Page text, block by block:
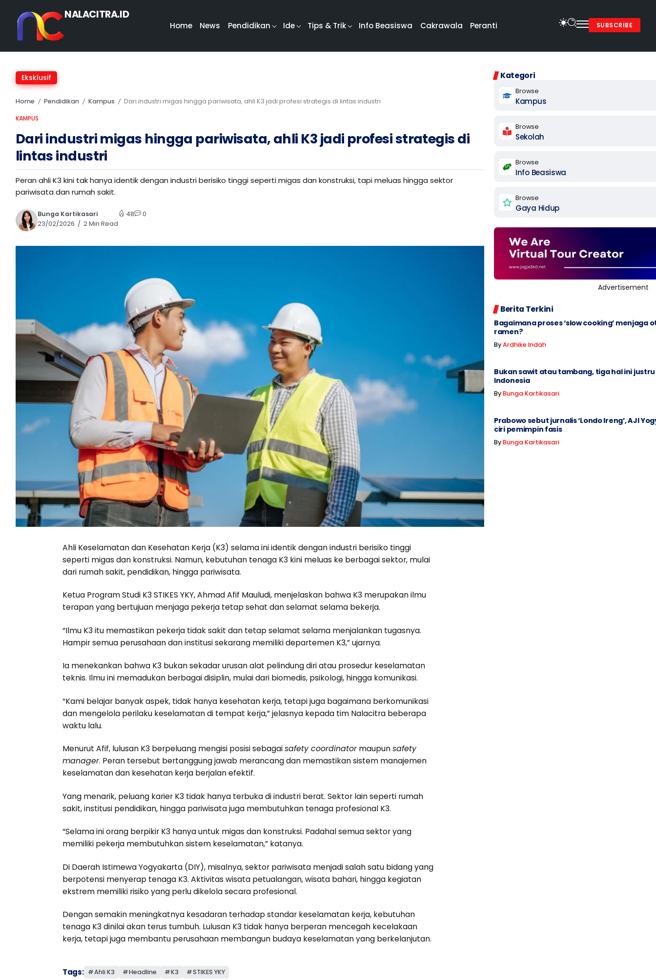
NALACITRA.ID
Home News Pendidikan Ide Tips & Trik Info Beasiswa Cakrawala Peranti
Ikuti
Ikuti
Langganan
Chat
SUBSCRIBE
Eksklusif
Home / Pendidikan / Kampus / Dari industri migas hingga pariwisata, ahli K3 jadi profesi strategis di lintas industri
KAMPUS
Dari industri migas hingga pariwisata, ahli K3 jadi profesi strategis di
lintas industri
Peran ahli K3 kini tak hanya identik dengan industri berisiko tinggi seperti migas dan konstruksi, tapi meluas hingga sektor
pariwisata dan rumah sakit.
Bunga Kartikasari
23/02/2026
2 Min Read
48 0
Ahli Keselamatan dan Kesehatan Kerja (K3) selama ini identik dengan industri berisiko tinggi
seperti migas dan konstruksi. Namun, kebutuhan tenaga K3 kini meluas ke berbagai sektor, mulai
dari rumah sakit, pendidikan, hingga pariwisata.
Ketua Program Studi K3 STIKES YKY, Ahmad Afif Mauludi, menjelaskan bahwa K3 merupakan ilmu
terapan yang bertujuan menjaga pekerja tetap sehat dan selamat selama bekerja.
“Ilmu K3 itu memastikan pekerja tidak sakit dan tetap selamat selama menjalankan tugasnya.
Hampir semua perusahaan dan institusi sekarang memiliki departemen K3,” ujarnya.
Ia menekankan bahwa K3 bukan sekadar urusan alat pelindung diri atau prosedur keselamatan
teknis. Ilmu ini memadukan berbagai disiplin, mulai dari biomedis, psikologi, hingga komunikasi.
“Kami belajar banyak aspek, tidak hanya kesehatan kerja, tetapi juga bagaimana berkomunikasi
dan mengelola perilaku keselamatan di tempat kerja,” jelasnya kepada tim Nalacitra beberapa
waktu lalu.
Menurut Afif, lulusan K3 berpeluang mengisi posisi sebagaisafety coordinator maupunsafety
manager. Peran tersebut bertanggung jawab merancang dan memastikan sistem manajemen
keselamatan dan kesehatan kerja berjalan efektif.
Yang menarik, peluang karier K3 tidak hanya terbuka di industri berat. Sektor lain seperti rumah
sakit, institusi pendidikan, hingga pariwisata juga membutuhkan tenaga profesional K3.
“Selama ini orang berpikir K3 hanya untuk migas dan konstruksi. Padahal semua sektor yang
memiliki pekerja membutuhkan sistem keselamatan,” katanya.
Di Daerah Istimewa Yogyakarta (DIY), misalnya, sektor pariwisata menjadi salah satu bidang yang
berpotensi menyerap tenaga K3. Aktivitas wisata petualangan, wisata bahari, hingga kegiatan
ekstrem memiliki risiko yang perlu dikelola secara profesional.
Dengan semakin meningkatnya kesadaran terhadap standar keselamatan kerja, kebutuhan
tenaga K3 dinilai akan terus tumbuh. Lulusan K3 tidak hanya berperan mencegah kecelakaan
kerja, tetapi juga membantu perusahaan membangun budaya keselamatan yang berkelanjutan.
Tags: Ahli K3 Headline K3 STIKES YKY
Kategori
Browse
Kampus
Browse
Sekolah
Browse
Info Beasiswa
Browse
Gaya Hidup
Advertisement
Berita Terkini
Bagaimana proses ‘slow cooking’ menjaga
ramen?
ByArdhike Indah
Bukan sawit atau tambang, tiga hal ini
Indonesia
ByBunga Kartikasari
Prabowo sebut jurnalis ‘Londo Ireng’, AJI
ciri pemimpin fasis
ByBunga Kartikasari